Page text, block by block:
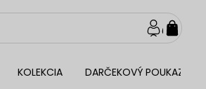
KOLEKCIA DARČEKOVÝ POUKAZ